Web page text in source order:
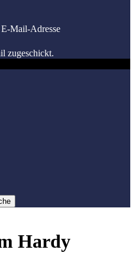
Mail-Adresse
zugeschickt.
Hardy